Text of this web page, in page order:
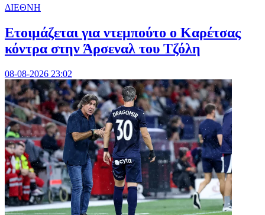
ΔΙΕΘΝΗ
Ετοιμάζεται για ντεμπούτο ο Καρέτσας
κόντρα στην Άρσεναλ του Τζόλη
08-08-2026 23:02